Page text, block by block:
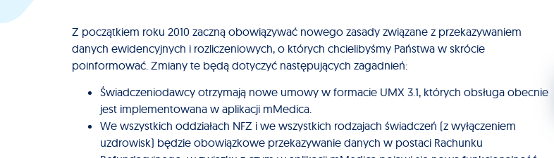
Z początkiem roku 2010 zaczną obowiązywać nowego zasady związane z przekazywaniem
danych ewidencyjnych i rozliczeniowych, o których chcielibyśmy Państwa w skrócie
poinformować. Zmiany te będą dotyczyć następujących zagadnień:
Świadczeniodawcy otrzymają nowe umowy w formacie UMX 3.1, których obsługa obecnie
jest implementowana w aplikacji mMedica.
We wszystkich oddziałach NFZ i we wszystkich rodzajach świadczeń (z wyłączeniem
uzdrowisk) będzie obowiązkowe przekazywanie danych w postaci Rachunku